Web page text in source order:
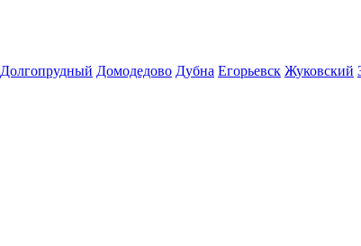
Долгопрудный Домодедово Дубна Егорьевск Жуковский